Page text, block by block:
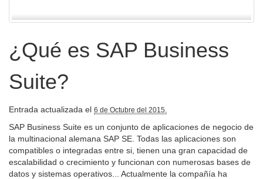
¿Qué es SAP Business
Suite?
Entrada actualizada el 6 de Octubre del 2015.
SAP Business Suite es un conjunto de aplicaciones de negocio de
la multinacional alemana SAP SE. Todas las aplicaciones son
compatibles o integradas entre si, tienen una gran capacidad de
escalabilidad o crecimiento y funcionan con numerosas bases de
datos y sistemas operativos... Actualmente la compañía ha